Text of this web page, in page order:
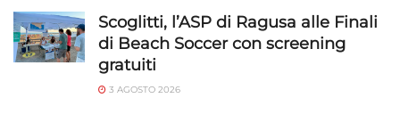
Scoglitti, l’ASP di Ragusa alle Finali
di Beach Soccer con screening
gratuiti
3 AGOSTO 2026